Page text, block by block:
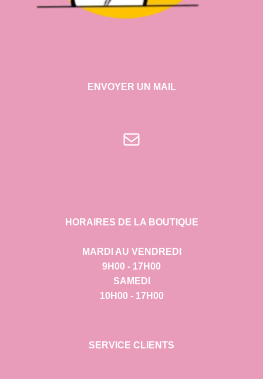
ENVOYER UN MAIL
E-mail
HORAIRES DE LA BOUTIQUE
MARDI AU VENDREDI
9H00 - 17H00
SAMEDI
10H00 - 17H00
SERVICE CLIENTS